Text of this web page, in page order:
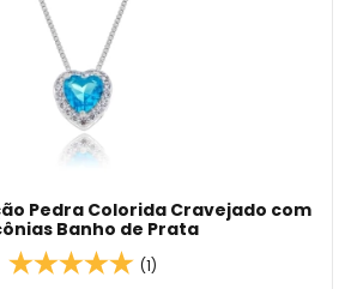
Pedra Colorida Cravejado com
Banho de Prata
(1)